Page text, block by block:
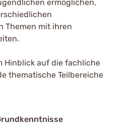
ermöglichen,
Themen mit ihren
Hinblick auf die fachliche
thematische Teilbereiche